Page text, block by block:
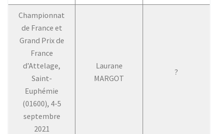
Championnat
de France et
Grand Prix de
France
d’Attelage,
Saint-
Euphémie
(01600), 4-5
septembre
2021
Laurane
MARGOT
?